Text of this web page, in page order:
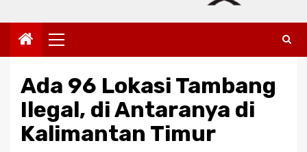
Primary
Menu
Ada 96 Lokasi Tambang
Ilegal, di Antaranya di
Kalimantan Timur